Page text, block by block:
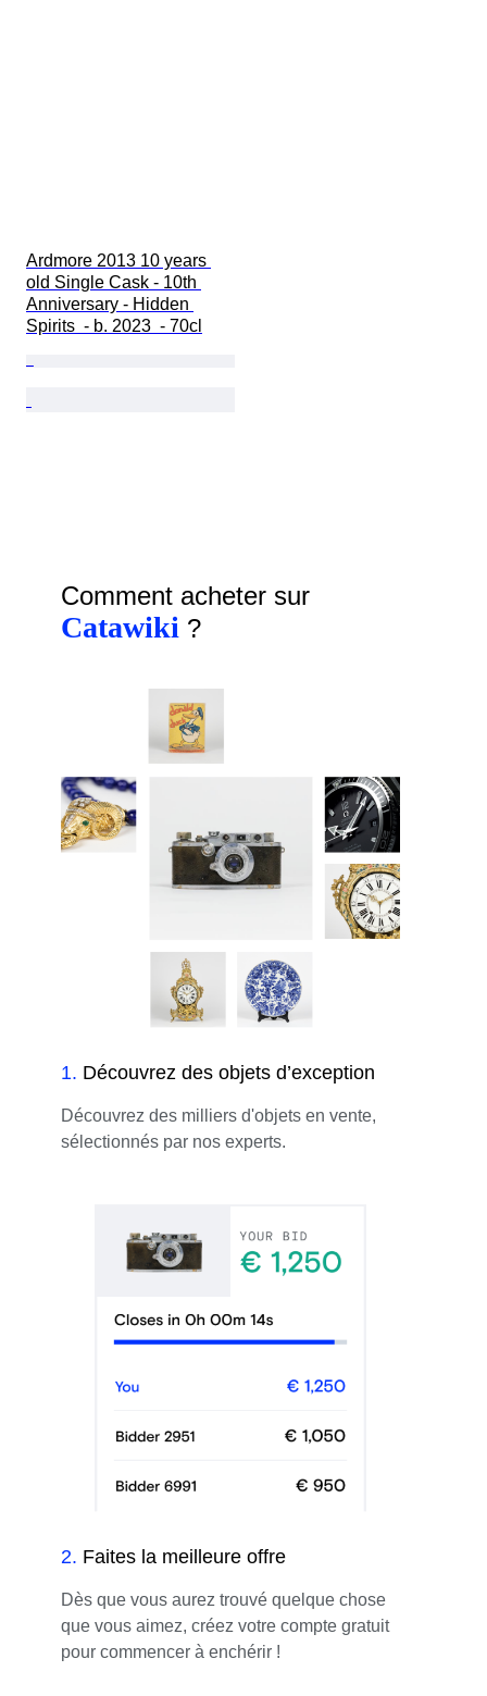
Ardmore 2013 10 years
old Single Cask - 10th
Anniversary - Hidden
Spirits  - b. 2023  - 70cl
Comment acheter sur
Catawiki ?
1. Découvrez des objets d’exception
Découvrez des milliers d'objets en vente,
sélectionnés par nos experts.
2. Faites la meilleure offre
Dès que vous aurez trouvé quelque chose
que vous aimez, créez votre compte gratuit
pour commencer à enchérir !